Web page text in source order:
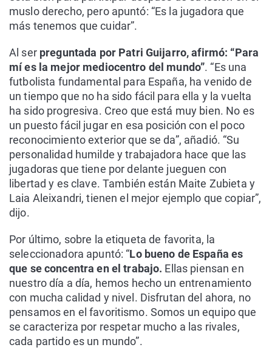
muslo derecho, pero apuntó: “Es la jugadora que
más tenemos que cuidar”.
Al ser preguntada por Patri Guijarro, afirmó: “Para
mí es la mejor mediocentro del mundo”. “Es una
futbolista fundamental para España, ha venido de
un tiempo que no ha sido fácil para ella y la vuelta
ha sido progresiva. Creo que está muy bien. No es
un puesto fácil jugar en esa posición con el poco
reconocimiento exterior que se da”, añadió. “Su
personalidad humilde y trabajadora hace que las
jugadoras que tiene por delante jueguen con
libertad y es clave. También están Maite Zubieta y
Laia Aleixandri, tienen el mejor ejemplo que copiar”,
dijo.
Por último, sobre la etiqueta de favorita, la
seleccionadora apuntó: “Lo bueno de España es
que se concentra en el trabajo. Ellas piensan en
nuestro día a día, hemos hecho un entrenamiento
con mucha calidad y nivel. Disfrutan del ahora, no
pensamos en el favoritismo. Somos un equipo que
se caracteriza por respetar mucho a las rivales,
cada partido es un mundo”.